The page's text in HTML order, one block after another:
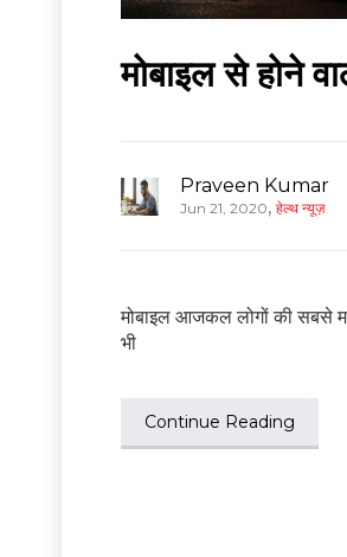
मोबाइल से होने
Praveen Kumar
Jun 21, 2020, हेल्थ न्यूज़
मोबाइल आजकल लोगों की सबसे
भी
Continue Reading